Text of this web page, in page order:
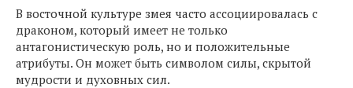
В восточной культуре змея часто ассоциировалась с
драконом, который имеет не только
антагонистическую роль, но и положительные
атрибуты. Он может быть символом силы, скрытой
мудрости и духовных сил.